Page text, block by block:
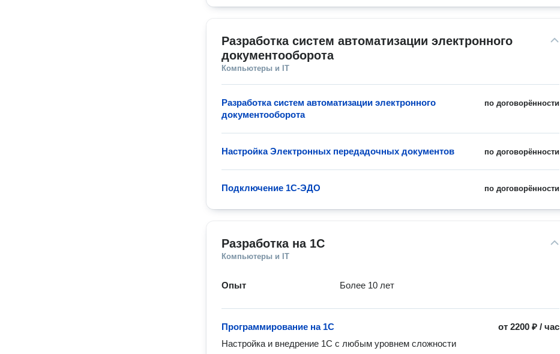
Разработка систем автоматизации электронного
документооборота
Компьютеры и IT
по договорённости
Разработка систем автоматизации электронного
документооборота
по договорённости
Настройка Электронных передадочных документов
по договорённости
Подключение 1С-ЭДО
Разработка на 1C
Компьютеры и IT
Опыт Более 10 лет
от2200 ₽ /час
Программирование на 1C
Настройка и внедрение 1С с любым уровнем сложности